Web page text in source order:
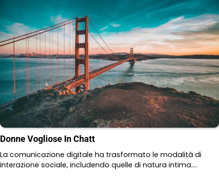
Donne Vogliose In Chatt
La comunicazione digitale ha trasformato le modalità di
interazione sociale, includendo quelle di natura intima.…